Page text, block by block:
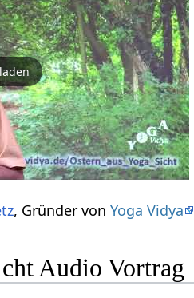
, Gründer vonYoga Vidya
Audio Vortrag